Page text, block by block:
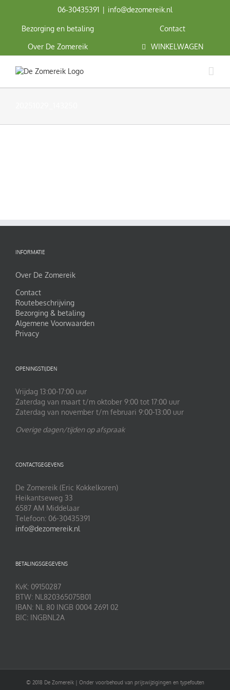
06‑30435391 | info@dezomereik.nl
Bezorging en betaling Contact
Over De Zomereik WINKELWAGEN
INFORMATIE
Over De Zomereik
Contact
Routebeschrijving
Bezorging & betaling
Algemene Voorwaarden
Privacy
OPENINGSTIJDEN
Vrijdag 13:00-17:00 uur
Zaterdag van maart t/m oktober 9:00 tot 17:00 uur
Zaterdag van november t/m februari 9:00-13:00 uur
Overige dagen/tijden op afspraak
CONTACTGEGEVENS
De Zomereik (Eric Kokkelkoren)
Heikantseweg 33
6587 AM Middelaar
Telefoon: 06-30435391
info@dezomereik.nl
BETALINGSGEGEVENS
KvK: 09150287
BTW: NL820365075B01
IBAN: NL 80 INGB 0004 2691 02
BIC: INGBNL2A
© 2018 De Zomereik | Onder voorbehoud van prijswijzigingen en typefouten